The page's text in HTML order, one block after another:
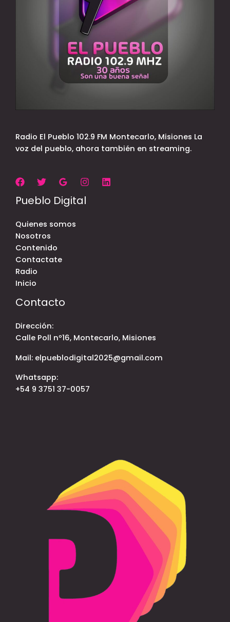
Radio El Pueblo 102.9 FM Montecarlo, Misiones La
voz del pueblo, ahora también en streaming.
Pueblo Digital
Quienes somos
Nosotros
Contenido
Contactate
Radio
Inicio
Contacto
Dirección:
Calle Poll nº16, Montecarlo, Misiones
Mail: elpueblodigital2025@gmail.com
Whatsapp:
+54 9 3751 37-0057